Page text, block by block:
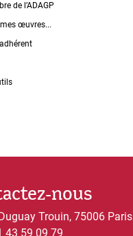
de l’ADAGP
œuvres...
nous
Trouin, 75006 Paris
43 59 09 79